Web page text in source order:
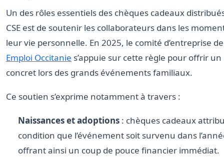
Un des rôles essentiels des chèques cadeaux
CSE est de soutenir les collaborateurs dans les
leur vie personnelle. En 2025, le comité d’entreprise
Emploi Occitanie s’appuie sur cette règle pour offrir
concret lors des grands événements familiaux.
Ce soutien s’exprime notamment à travers :
Naissances et adoptions : chèques cadeaux
condition que l’événement soit survenu dans
offrant ainsi un coup de pouce financier immédiat.